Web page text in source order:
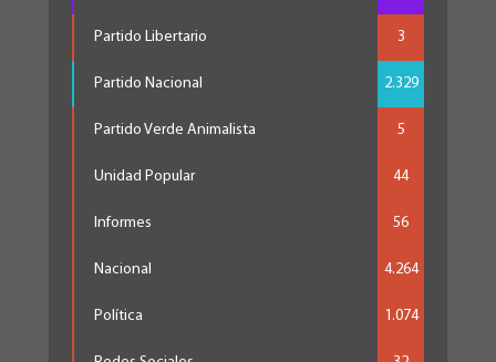
Partido Libertario 3
Partido Nacional 2.329
Partido Verde Animalista 5
Unidad Popular 44
Informes 56
Nacional 4.264
Política 1.074